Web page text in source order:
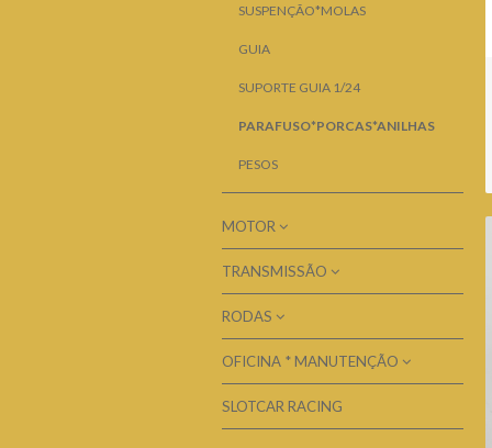
SUSPENÇÃO*MOLAS
GUIA
SUPORTE GUIA 1/24
PARAFUSO*PORCAS*ANILHAS
PESOS
MOTOR
CABOS MOTOR*FIOS
TERMINAIS FIO
TRANÇAS
MOTOR BRUSHLESS
TRANSMISSÃO
CREMALHEIRA EIXO 2
CREMALHEIRA EIXO 3 MM
PINHÃO
RODAS
CHUMACEIRAS *ROLAMENTOS 3MM
EIXOS 3MM
OFICINA * MANUTENÇÃO
CAIXAS
SLOTCAR RACING